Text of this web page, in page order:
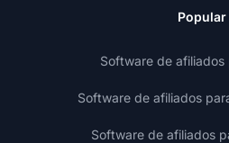
Popular
Software de
Software de afiliados
Software de afiliados